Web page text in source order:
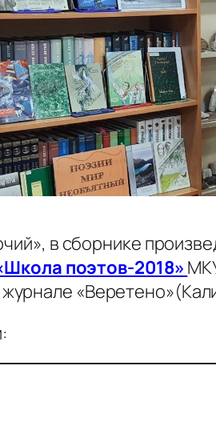
в сборнике
поэтов-2018»